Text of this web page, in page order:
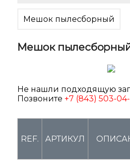
Мешок пылесборный
Мешок
Не нашли подходящую
Позвоните +7 (843) 503-
REF. АРТИКУЛ